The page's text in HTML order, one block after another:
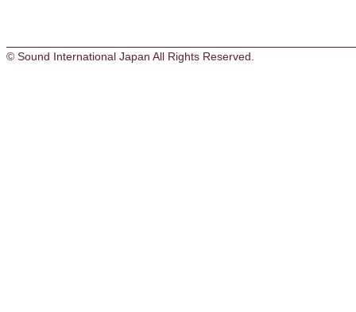
© Sound International Japan All Rights Reserved.